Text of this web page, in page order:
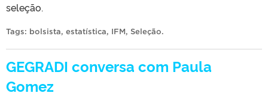
seleção.
Tags: bolsista, estatística, IFM, Seleção.
GEGRADI conversa com Paula
Gomez